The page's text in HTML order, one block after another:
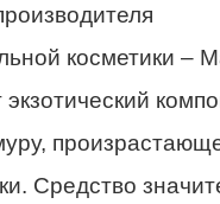
косметики –
экзотический
Средство